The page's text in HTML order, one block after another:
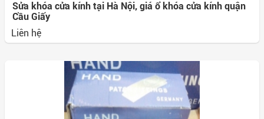
Sửa khóa cửa kính tại Hà Nội, giá ổ khóa cửa kính quận
Cầu Giấy
Liên hệ